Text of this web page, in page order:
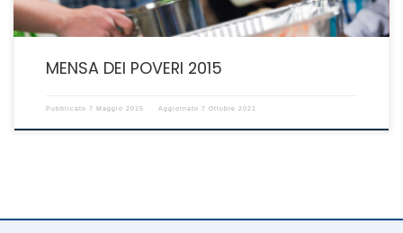
MENSA DEI POVERI 2015
Pubblicato 7 Maggio 2015 Aggiornato 7 Ottobre 2021